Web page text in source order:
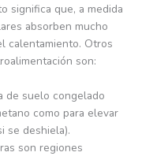
significa que, a medida
absorben mucho
calentamiento. Otros
son:
de suelo congelado
como para elevar
se deshiela).
son regiones